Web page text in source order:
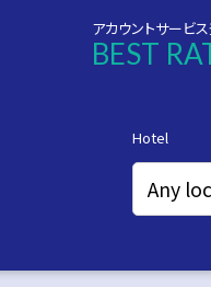
アカウントサービ
BEST
Hotel
Any